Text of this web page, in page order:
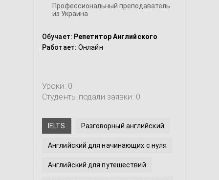
Профессиональный преподаватель
из Украина
Обучает: Репетитор Английского
Работает: Онлайн
Уроки: 0
Студенты подали заявки: 0
IELTS Разговорный английский
Английский для начинающих с нуля
Английский для путешествий